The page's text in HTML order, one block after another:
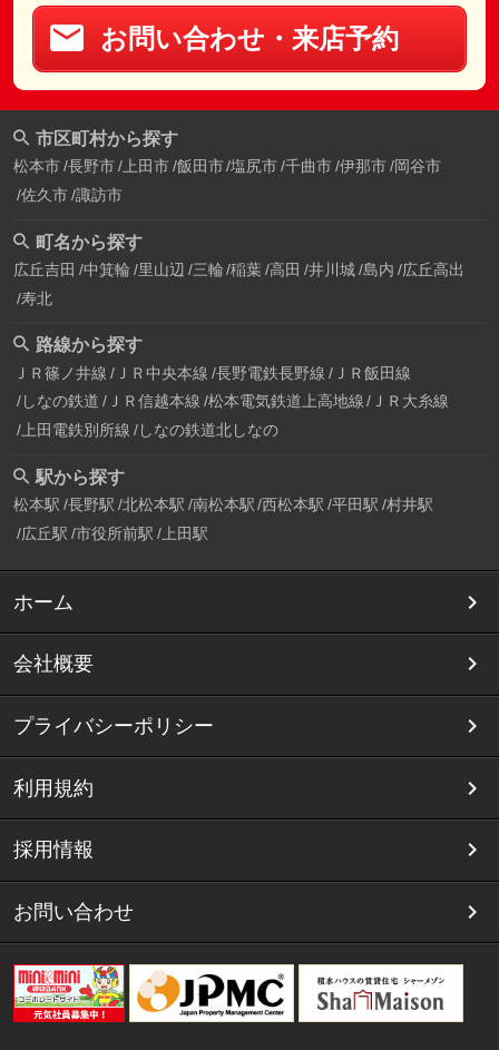
お問い合わせ・来店予約
市区町村から探す
松本市 長野市 上田市 飯田市 塩尻市 千曲市 伊那市 岡谷市
佐久市 諏訪市
町名から探す
広丘吉田 中箕輪 里山辺 三輪 稲葉 高田 井川城 島内 広丘高出
寿北
路線から探す
ＪＲ篠ノ井線 ＪＲ中央本線 長野電鉄長野線 ＪＲ飯田線
しなの鉄道 ＪＲ信越本線 松本電気鉄道上高地線
ＪＲ大糸線
上田電鉄別所線 しなの鉄道北しなの
駅から探す
松本駅 長野駅 北松本駅 南松本駅 西松本駅 平田駅 村井駅
広丘駅 市役所前駅 上田駅
ホーム
会社概要
プライバシーポリシー
利用規約
採用情報
お問い合わせ